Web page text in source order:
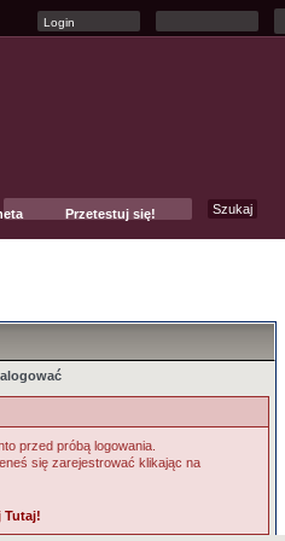
Przetestuj się!
przed próbą logowania.
się zarejestrować klikając na
Tutaj!